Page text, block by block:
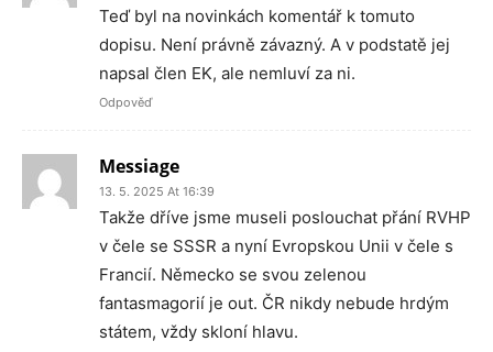
Teď byl na novinkách komentář k tomuto
dopisu. Není právně závazný. A v podstatě jej
napsal člen EK, ale nemluví za ni.
Odpověď
Messiage
13. 5. 2025 At 16:39
Takže dříve jsme museli poslouchat přání RVHP
v čele se SSSR a nyní Evropskou Unii v čele s
Francií. Německo se svou zelenou
fantasmagorií je out. ČR nikdy nebude hrdým
státem, vždy skloní hlavu.